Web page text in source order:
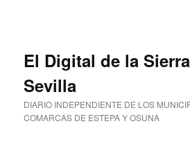
El Digital de la
Sevilla
DIARIO INDEPENDIENTE DE LOS
COMARCAS DE ESTEPA Y OSUNA